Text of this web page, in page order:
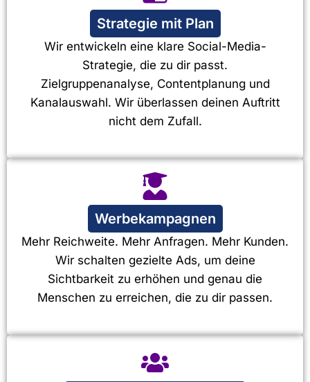
Strategie mit Plan
Wir entwickeln eine klare Social-Media-
Strategie, die zu dir passt.
Zielgruppenanalyse, Contentplanung und
Kanalauswahl. Wir überlassen deinen Auftritt
nicht dem Zufall.
Werbekampagnen
Mehr Reichweite. Mehr Anfragen. Mehr Kunden.
Wir schalten gezielte Ads, um deine
Sichtbarkeit zu erhöhen und genau die
Menschen zu erreichen, die zu dir passen.